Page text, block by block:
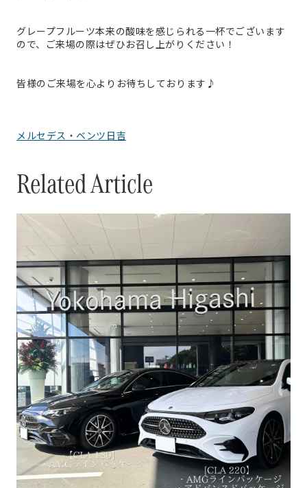
グレープフルーツ本来の酸味を感じられる一杯でございます
ので、ご来場の際はぜひお召し上がりください！
皆様のご来場を心よりお待ちしております♪
メルセデス・ベンツ日吉
Related Article